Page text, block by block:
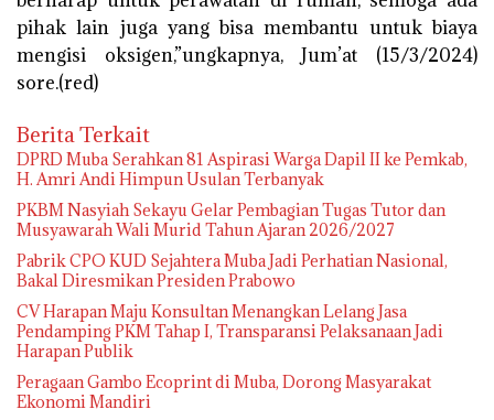
pihak lain juga yang bisa membantu untuk biaya
mengisi oksigen,”ungkapnya, Jum’at (15/3/2024)
sore.(red)
Berita Terkait
DPRD Muba Serahkan 81 Aspirasi Warga Dapil II ke Pemkab,
H. Amri Andi Himpun Usulan Terbanyak
PKBM Nasyiah Sekayu Gelar Pembagian Tugas Tutor dan
Musyawarah Wali Murid Tahun Ajaran 2026/2027
Pabrik CPO KUD Sejahtera Muba Jadi Perhatian Nasional,
Bakal Diresmikan Presiden Prabowo
CV Harapan Maju Konsultan Menangkan Lelang Jasa
Pendamping PKM Tahap I, Transparansi Pelaksanaan Jadi
Harapan Publik
Peragaan Gambo Ecoprint di Muba, Dorong Masyarakat
Ekonomi Mandiri